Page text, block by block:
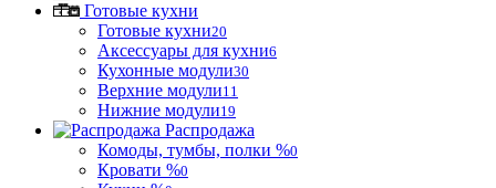
Готовые кухни
Готовые кухни20
Аксессуары для кухни6
Кухонные модули30
Верхние модули11
Нижние модули19
Распродажа
Комоды, тумбы, полки %0
Кровати %0